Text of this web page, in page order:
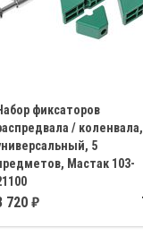
фиксаторов
/ коленвала,
5
Мастак 103-
для фиксации
720